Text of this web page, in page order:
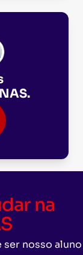
.
na
nosso aluno